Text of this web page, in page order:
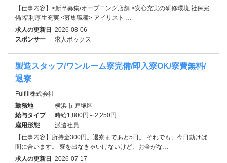
【仕事内容】<新卒募集/オープニング店舗 >安心充実の研修環境 社保完
備!福利厚生充実 <募集職種> アイリスト …
求人の更新日 2026-08-06
スポンサー
求人ボックス
製造スタッフ/ワンルーム寮完備/即入寮OK/寮費無料/
退寮
Fulfill株式会社
勤務地
横浜市 戸塚区
給与タイプ
時給1,800円～2,250円
雇用形態
派遣社員
【仕事内容】所持金300円。退寮まであと5日。 それでも、今日動けば
間に合います。 寮を出なきゃいけないけど、お金がな…
求人の更新日 2026-07-17